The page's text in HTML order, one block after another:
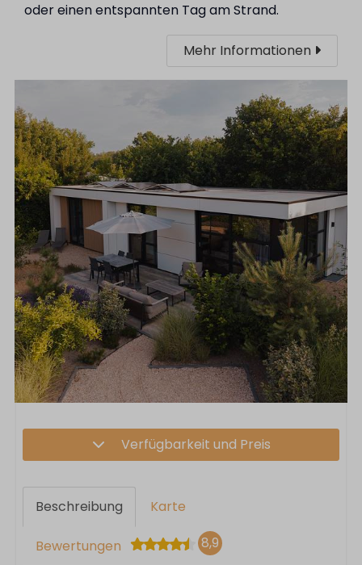
oder einen entspannten Tag am Strand.
Mehr Informationen
Verfügbarkeit und Preis
Beschreibung Karte
Bewertungen 8,9